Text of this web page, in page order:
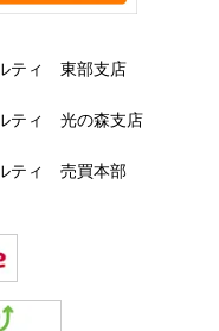
ティ 東部支店
ティ 光の森支店
ティ 売買本部